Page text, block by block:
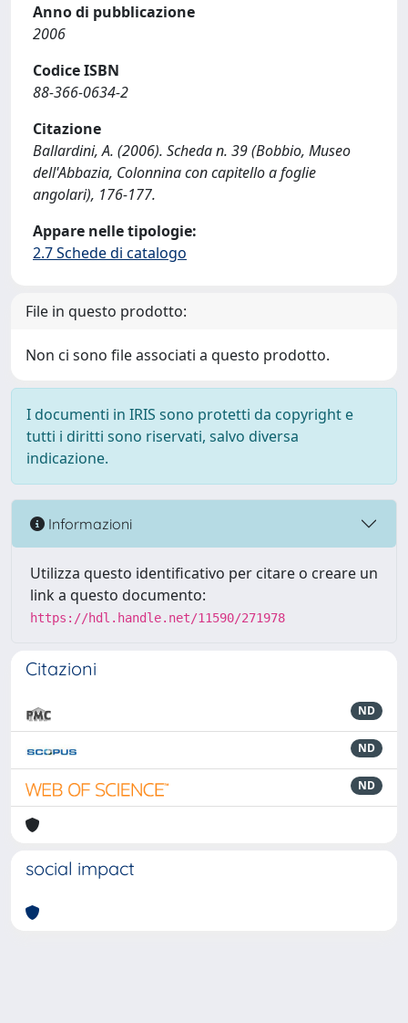
Anno di pubblicazione
2006
Codice ISBN
88-366-0634-2
Citazione
Ballardini, A. (2006). Scheda n. 39 (Bobbio, Museo
dell'Abbazia, Colonnina con capitello a foglie
angolari), 176-177.
Appare nelle tipologie:
2.7 Schede di catalogo
File in questo prodotto:
Non ci sono file associati a questo prodotto.
I documenti in IRIS sono protetti da copyright e
tutti i diritti sono riservati, salvo diversa
indicazione.
Informazioni
Utilizza questo identificativo per citare o creare un
link a questo documento:
https://hdl.handle.net/11590/271978
Citazioni
ND
ND
ND
social impact